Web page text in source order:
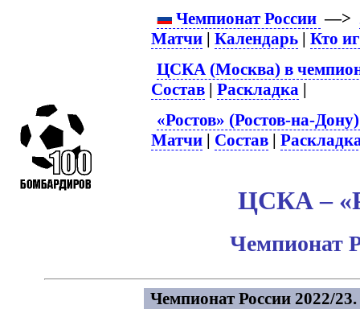
Чемпионат России —>
Матчи |Календарь |Кто
ЦСКА (Москва) в
Состав |Раскладка |
«Ростов» (Ростов-на-
Матчи | Состав |
ЦСКА –
Чемпионат
Чемпионат России 2022/